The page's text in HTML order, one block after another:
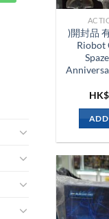
)開封品
Riobot
HK$
ADD